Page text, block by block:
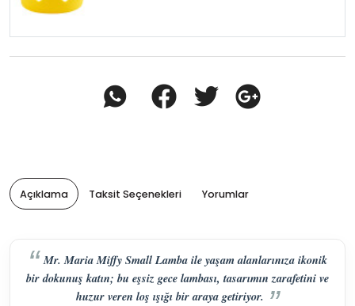
Açıklama Taksit Seçenekleri Yorumlar
Mr. Maria Miffy Small Lamba ile yaşam alanlarınıza ikonik
bir dokunuş katın; bu eşsiz gece lambası, tasarımın zarafetini ve
huzur veren loş ışığı bir araya getiriyor.